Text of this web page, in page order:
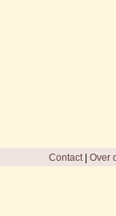
Contact| Over